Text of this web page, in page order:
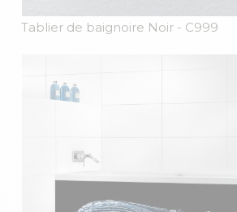
Tablier de baignoire Noir - C999